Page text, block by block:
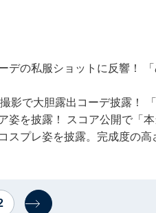
デの私服ショットに反響！
影で大胆露出コーデ披露！
姿を披露！ スコア公開で「
スプレ姿を披露。完成度の高